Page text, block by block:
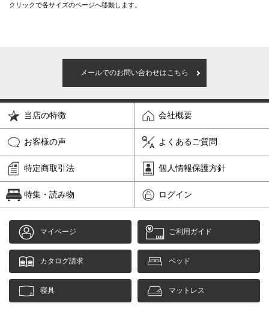
クリックで各サイズのページへ移動します。
メールでのお問い合わせはこちら
当店の特徴 会社概要
お客様の声 よくあるご質問
特定商取引法 個人情報保護方針
特集・読み物 ログイン
マイページ ご利用ガイド
カタログ請求 ベッド
寝具 マットレス